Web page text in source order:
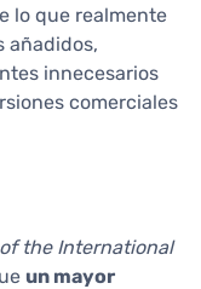
lo que realmente
añadidos,
innecesarios
comerciales
the International
un mayor